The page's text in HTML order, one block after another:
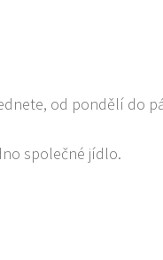
od pondělí do
společné jídlo.